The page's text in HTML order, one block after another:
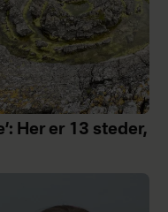
Her er 13 steder,